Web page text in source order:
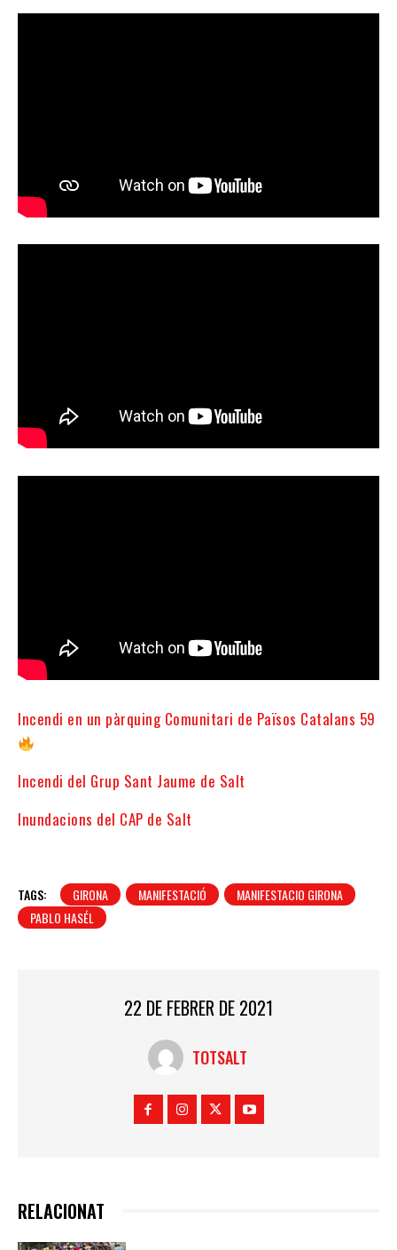
Incendi en un pàrquing Comunitari de Països Catalans 59
Incendi del Grup Sant Jaume de Salt
Inundacions del CAP de Salt
TAGS: GIRONA MANIFESTACIÓ
MANIFESTACIO GIRONA
PABLO HASÉL
22 DE FEBRER DE 2021
TOTSALT
RELACIONAT